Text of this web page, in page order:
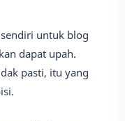
untuk blog
dapat upah.
pasti, itu yang